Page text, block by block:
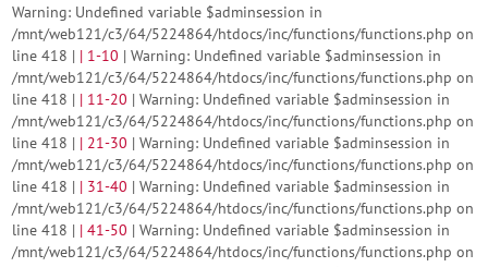
Warning: Undefined variable $adminsession in
/mnt/web121/c3/64/5224864/htdocs/inc/functions/functions.php on
line 418 | | 1-10 | Warning: Undefined variable $adminsession in
/mnt/web121/c3/64/5224864/htdocs/inc/functions/functions.php on
line 418 | | 11-20 | Warning: Undefined variable $adminsession in
/mnt/web121/c3/64/5224864/htdocs/inc/functions/functions.php on
line 418 | | 21-30 | Warning: Undefined variable $adminsession in
/mnt/web121/c3/64/5224864/htdocs/inc/functions/functions.php on
line 418 | | 31-40 | Warning: Undefined variable $adminsession in
/mnt/web121/c3/64/5224864/htdocs/inc/functions/functions.php on
line 418 | |41-50 | Warning: Undefined variable $adminsession in
/mnt/web121/c3/64/5224864/htdocs/inc/functions/functions.php on